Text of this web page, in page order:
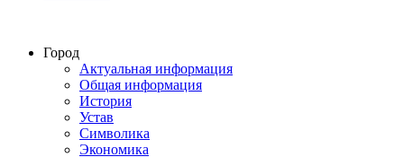
Город
Актуальная информация
Общая информация
История
Устав
Символика
Экономика